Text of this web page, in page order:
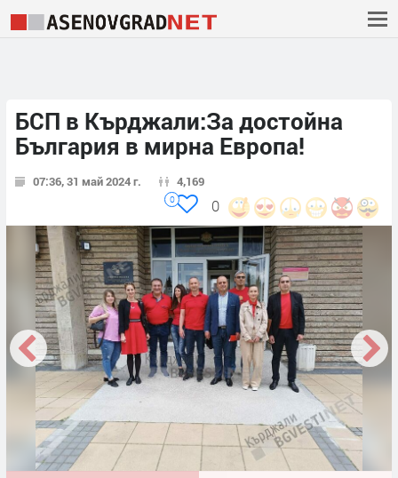
БСП в Кърджали:За достойна
България в мирна Европа!
07:36, 31 май 2024 г. 4,169
0
0